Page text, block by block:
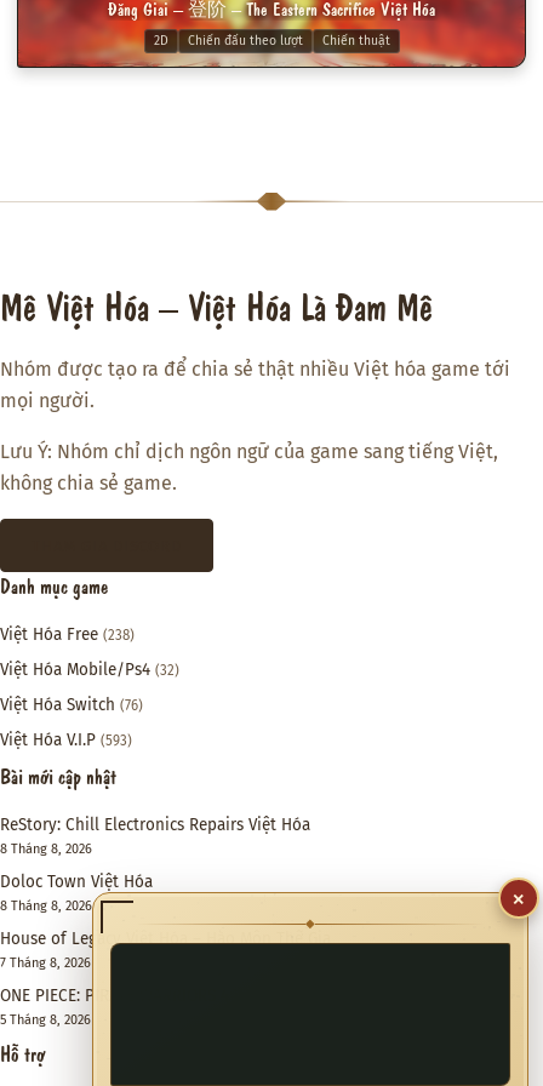
Đăng Giai – 登阶 – The Eastern Sacrifice Việt Hóa
2D Chiến đấu theo lượt Chiến thuật
Mê Việt Hóa – Việt Hóa Là Đam Mê
Nhóm được tạo ra để chia sẻ thật nhiều Việt hóa game tới
mọi người.
Lưu Ý: Nhóm chỉ dịch ngôn ngữ của game sang tiếng Việt,
không chia sẻ game.
Danh mục game
Việt Hóa Free (238)
Việt Hóa Mobile/Ps4 (32)
Việt Hóa Switch (76)
Việt Hóa V.I.P (593)
Bài mới cập nhật
ReStory: Chill Electronics Repairs Việt Hóa
8 Tháng 8, 2026
Doloc Town Việt Hóa
8 Tháng 8, 2026
House of Legacy Việt Hóa – Hào Môn Thế Gia
7 Tháng 8, 2026
ONE PIECE: PIRATE WARRIORS 4 Việt Hóa
5 Tháng 8, 2026
Hỗ trợ
×
◆